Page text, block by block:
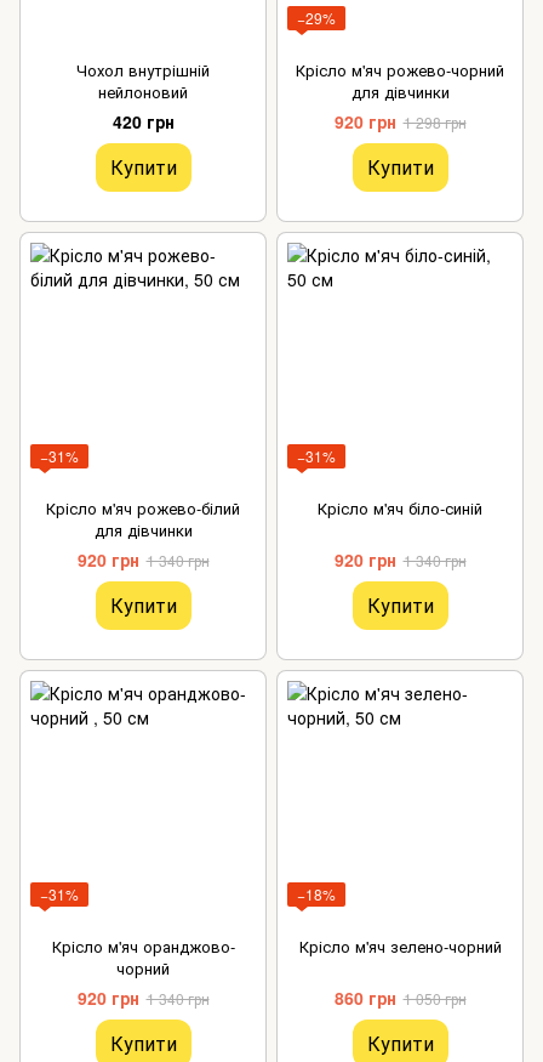
Чохол внутрішній
нейлоновий
420 грн
Купити
−29%
Крісло м'яч рожево-чорний
для дівчинки
920 грн 1 298 грн
Купити
−31%
Крісло м'яч рожево-білий
для дівчинки
920 грн 1 340 грн
Купити
−31%
Крісло м'яч біло-синій
920 грн 1 340 грн
Купити
−31%
Крісло м'яч оранджово-
чорний
920 грн 1 340 грн
Купити
−18%
Крісло м'яч зелено-чорний
860 грн 1 050 грн
Купити